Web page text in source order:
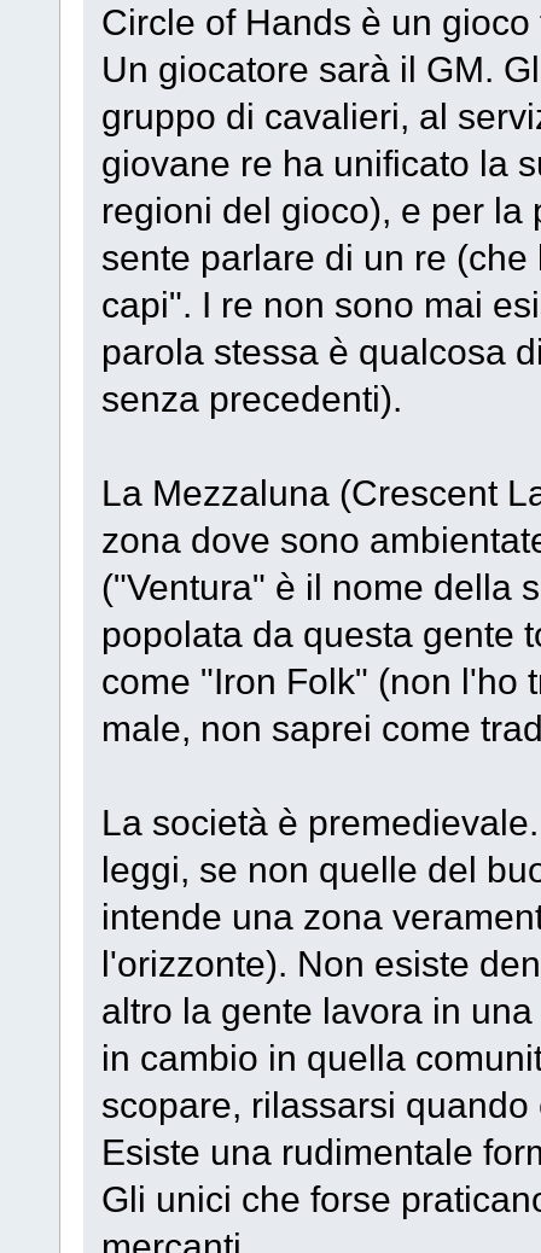
Circle of Hands è un gioco
Un giocatore sarà il GM.
gruppo di cavalieri, al
giovane re ha unificato la
regioni del gioco), e per
sente parlare di un re
capi". I re non sono mai
parola stessa è qualcosa
senza precedenti).
La Mezzaluna (Crescent
zona dove sono
("Ventura" è il nome della
popolata da questa gente
come "Iron Folk" (non l'ho
male, non saprei come
La società è
leggi, se non quelle del
intende una zona
l'orizzonte). Non esiste
altro la gente lavora in
in cambio in quella
scopare, rilassarsi
Esiste una rudimentale
Gli unici che forse